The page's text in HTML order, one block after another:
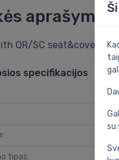
aprašymas
QR/SC seat&cover
specifikacijos
tipas:
su